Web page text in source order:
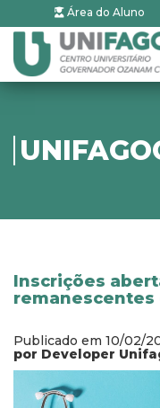
Área do Aluno
Inscrições
remanescentes
Publicado em 10/02/
por Developer